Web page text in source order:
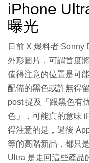
iPhone
曝光
日前 X 爆料者 Sonny
外形圖片，可謂首度
值得注意的位置是可
配備的黑色或許無得
post 提及「跟黑色有
色」，可能真的意味
得注意的是，過後
等的高階新品，都只
Ultra 是走回這些產品